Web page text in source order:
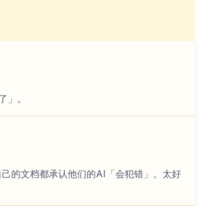
。
的文档都承认他们的AI「会犯错」。太好